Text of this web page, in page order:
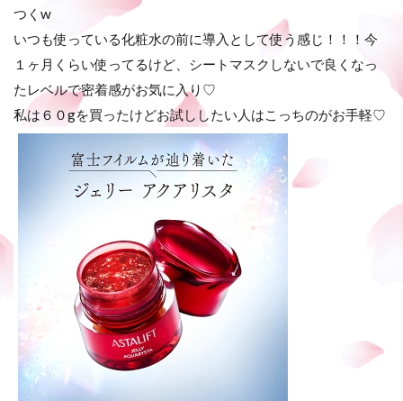
つくw
いつも使っている化粧水の前に導入として使う感じ！！！今
１ヶ月くらい使ってるけど、シートマスクしないで良くなっ
たレベルで密着感がお気に入り♡
私は６０gを買ったけどお試ししたい人はこっちのがお手軽♡